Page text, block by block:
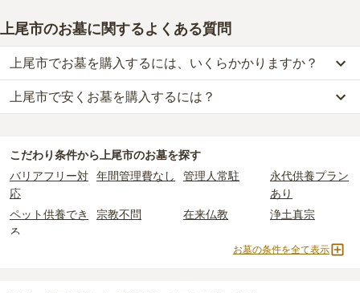
上尾市のお墓に関するよくある質問
上尾市でお墓を購入するには、いくらかかりますか？
上尾市での購入費用の目安は、一般墓が約220万円、樹木葬が約54
万円、納骨堂が約176万円、永代供養墓が約80万円です。
2つが主な費用となります。
の一般墓の永代使用料の平均は53万円 で、墓石代は 埼玉県の
平均
です。いずれも区画の広さや墓石の大きさ・素材に
樹木葬・納骨堂・永代供養墓は、基本的に墓石代がかからず、永代
上尾市で安くお墓を購入するには？
円 (墓石代別)からお求めいただけます。
する「合祀墓（ごうしぼ）」と呼ばれるタイプです。個別のお墓に
比べて省スペースで管理の手間がかからないため、費用が安く設定
されています。
価格の目安は、1名あたり5万円〜30万円程度です。
こだわり条件から 上尾市のお墓を探す
バリアフリー対
応
年間管理費なし 管理人常駐
永代供養プラン
あり
ペット供養でき
る
宗教不問 在来仏教 浄土真宗
臨済宗
お墓の条件を全て表示